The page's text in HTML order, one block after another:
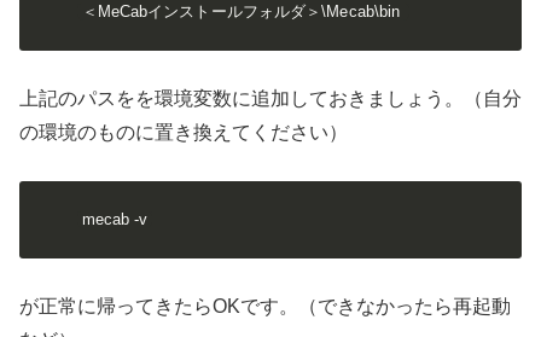
＜MeCabインストールフォルダ＞\Mecab\bin
上記のパスをを環境変数に追加しておきましょう。（自分
の環境のものに置き換えてください）
mecab -v
が正常に帰ってきたらOKです。（できなかったら再起動